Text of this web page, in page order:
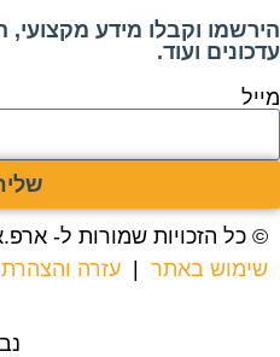
הירשמו וקבלו מידע מקצועי,
עדכונים ועוד.
מייל
© כל הזכויות שמורות ל-
שימוש באתר
עזרה והצהרת